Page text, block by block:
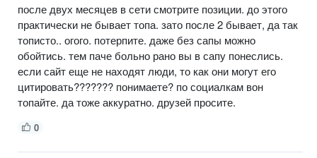
после двух месяцев в сети смотрите позиции. до этого
практически не бывает топа. зато после 2 бывает, да так
тописто.. огого. потерпите. даже без сапы можно
обойтись. тем паче больно рано вы в сапу понеслись.
если сайт еще не находят люди, то как они могут его
цитировать??????? понимаете? по социалкам вон
топайте. да тоже аккуратно. друзей просите.
0